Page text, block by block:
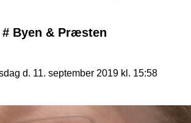
# Byen & Præsten
d. 11. september 2019 kl. 15:58